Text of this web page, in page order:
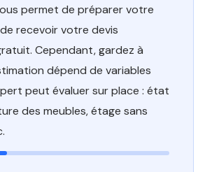
permet de préparer votre
recevoir votre devis
Cependant, gardez à
dépend de variables
peut évaluer sur place : état
des meubles, étage sans